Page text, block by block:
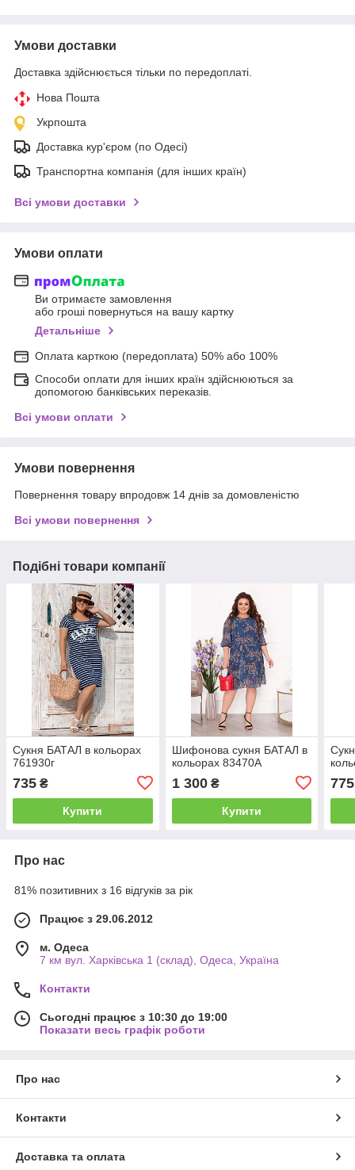
Умови доставки
Доставка здійснюється тільки по передоплаті.
Нова Пошта
Укрпошта
Доставка кур'єром (по Одесі)
Транспортна компанія (для інших країн)
Всі умови доставки
Умови оплати
Ви отримаєте замовлення
або гроші повернуться на вашу картку
Детальніше
Оплата карткою (передоплата) 50% або 100%
Способи оплати для інших країн здійснюються за
допомогою банківських переказів.
Всі умови оплати
Умови повернення
Повернення товару впродовж 14 днів за домовленістю
Всі умови повернення
Подібні товари компанії
Сукня БАТАЛ в кольорах
761930г
735 ₴
Купити
Шифонова сукня БАТАЛ в
кольорах 83470А
1 300₴
Купити
775
Про нас
81% позитивних з 16 відгуків за рік
Працює з 29.06.2012
м. Одеса
7 км вул. Харківська 1 (склад), Одеса, Україна
Контакти
Сьогодні працює з 10:30 до 19:00
Показати весь графік роботи
Про нас
Контакти
Доставка та оплата